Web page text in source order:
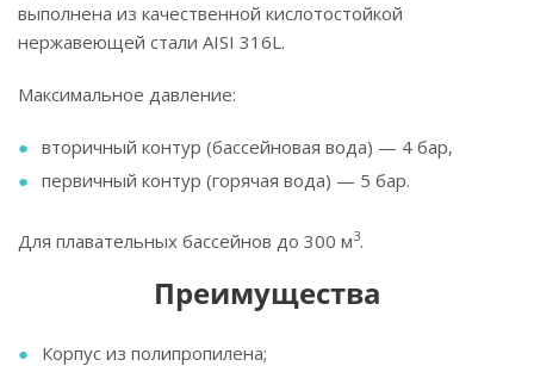
выполнена из качественной кислотостойкой
нержавеющей стали AISI 316L.
Максимальное давление:
вторичный контур (бассейновая вода) — 4 бар,
первичный контур (горячая вода) — 5 бар.
Для плавательных бассейнов до 300 м3.
Преимущества
Корпус из полипропилена;